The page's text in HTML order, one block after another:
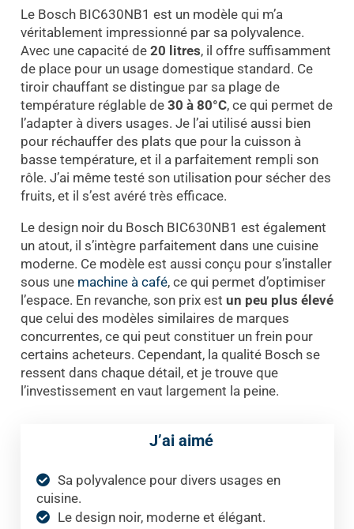
Le Bosch BIC630NB1 est un modèle qui m’a
véritablement impressionné par sa polyvalence.
Avec une capacité de 20 litres, il offre suffisamment
de place pour un usage domestique standard. Ce
tiroir chauffant se distingue par sa plage de
température réglable de 30 à 80°C, ce qui permet de
l’adapter à divers usages. Je l’ai utilisé aussi bien
pour réchauffer des plats que pour la cuisson à
basse température, et il a parfaitement rempli son
rôle. J’ai même testé son utilisation pour sécher des
fruits, et il s’est avéré très efficace.
Le design noir du Bosch BIC630NB1 est également
un atout, il s’intègre parfaitement dans une cuisine
moderne. Ce modèle est aussi conçu pour s’installer
sous une machine à café, ce qui permet d’optimiser
l’espace. En revanche, son prix est un peu plus élevé
que celui des modèles similaires de marques
concurrentes, ce qui peut constituer un frein pour
certains acheteurs. Cependant, la qualité Bosch se
ressent dans chaque détail, et je trouve que
l’investissement en vaut largement la peine.
J’ai aimé
Sa polyvalence pour divers usages en
cuisine.
Le design noir, moderne et élégant.